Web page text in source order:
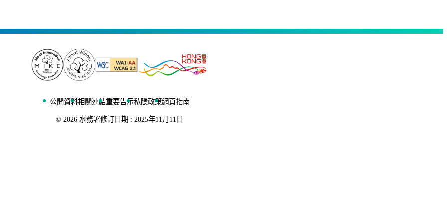
公開資料相關連結重要告示私隱政策網頁指南
© 2026 水務署修訂日期 : 2025年11月11日